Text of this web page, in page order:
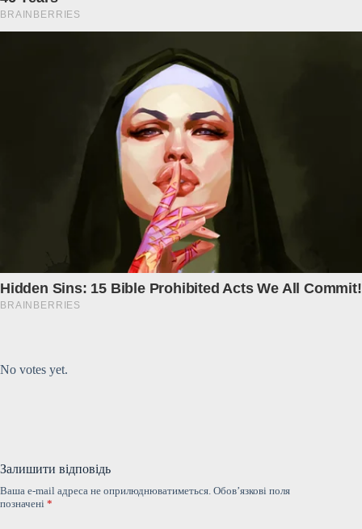
No votes yet.
Залишити відповідь
Ваша e-mail адреса не оприлюднюватиметься. Обов’язкові поля
позначені *